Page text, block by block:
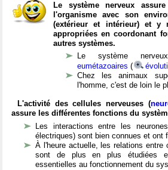
Le système nerveux
l'organisme avec son
(extérieur et intérieur) et y
appropriées en coordonant
autres systèmes.
Le système
eumétazoaires (
Chez les animaux
l'homme, c'est de loin le
L'activité des cellules nerveuses (
assure les différentes fonctions du
Les interactions entre les
électriques) sont bien connues et ont
À l'heure actuelle, les relations entre
sont de plus en plus étudiées
essentielles au fonctionnement du